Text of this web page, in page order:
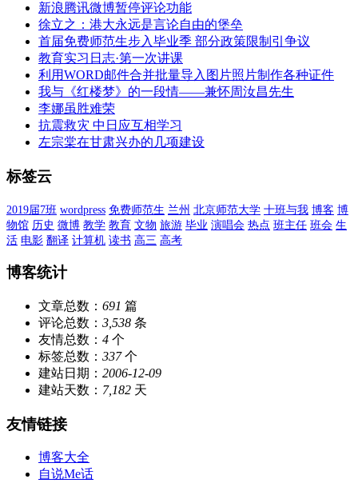
新浪腾讯微博暂停评论功能
徐立之：港大永远是言论自由的堡垒
首届免费师范生步入毕业季 部分政策限制引争议
教育实习日志·第一次讲课
利用WORD邮件合并批量导入图片照片制作各种证件
我与《红楼梦》的一段情——兼怀周汝昌先生
李娜虽胜难荣
抗震救灾 中日应互相学习
左宗棠在甘肃兴办的几项建设
标签云
2019届7班 wordpress 免费师范生 兰州 北京师范大学 十班与我 博客 博
物馆 历史 微博 教学 教育 文物 旅游 毕业 演唱会 热点 班主任 班会 生
活 电影 翻译 计算机 读书 高三 高考
博客统计
文章总数： 691 篇
评论总数： 3,538 条
友情总数： 4 个
标签总数： 337个
建站日期： 2006-12-09
建站天数： 7,182 天
友情链接
博客大全
自说Me话